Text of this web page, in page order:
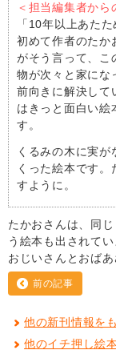
＜担当編集者から
「10年以上あた
初めて作者のたか
がそう言って、こ
物が次々と家にな
前向きに解決して
はきっと面白い絵
す。
くるみの木に実
くった絵本です。
すように。
たかおさんは、同
う絵本も出されて
おじいさんとおばあ
前の記事
他の新刊情報を
他のイチ押し絵